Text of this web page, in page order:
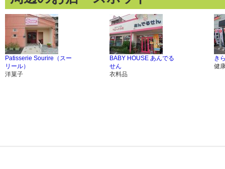
Patisserie Sourire（スー
リール）
洋菓子
BABY HOUSE あんでる
せん
衣料品
き
健